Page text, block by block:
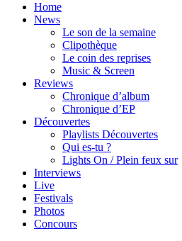
Home
News
Le son de la semaine
Clipothèque
Le coin des reprises
Music & Screen
Reviews
Chronique d’album
Chronique d’EP
Découvertes
Playlists Découvertes
Qui es-tu ?
Lights On / Plein feux sur
Interviews
Live
Festivals
Photos
Concours